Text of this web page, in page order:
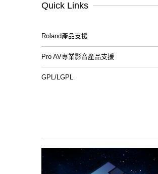
Quick Links
Roland產品支援
Pro AV專業影音產品支援
GPL/LGPL